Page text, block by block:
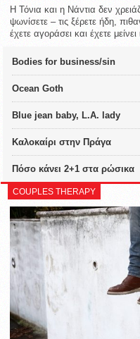
Η Τόνια και η Νάντια δεν
ψωνίσετε – τις ξέρετε ήδη,
έχετε αγοράσει και έχετε
Bodies for business/sin
Ocean Goth
Blue jean baby, L.A. lady
Καλοκαίρι στην Πράγα
Πόσο κάνει 2+1 στα ρώσικα
COUPLES THERAPY